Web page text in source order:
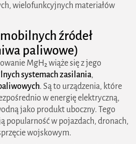
wielofunkcyjnych materiałów
źródeł
paliwowe)
MgH₂ wiąże się z jego
systemach zasilania,
. Są to urządzenia, które
w energię elektryczną,
jako produkt uboczny. Tego
popularność w pojazdach, dronach,
wojskowym.